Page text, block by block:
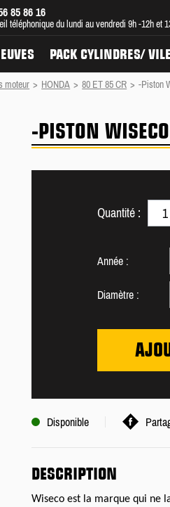
85 86 16
téléphonique du lundi au vendredi 9h -12h et
PACK CYLINDRES/
moteur > HONDA > 80 ET 85 CR > -Piston
-PISTON
Quantité :
Année :
Diamètre :
Disponible
DESCRIPTION
Wiseco est la marque qui ne